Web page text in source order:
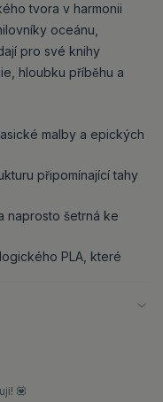
tvora v harmonii
oceánu,
pro své knihy
hloubku příběhu a
malby a epických
připomínající tahy
naprosto šetrná ke
PLA, které
💟